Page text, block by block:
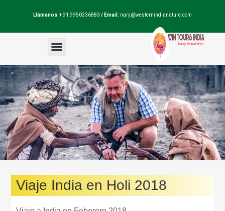
Llámanos: + 91 9950336883 / Email: nary@westernindianature.com
Viaje India en Holi 2018